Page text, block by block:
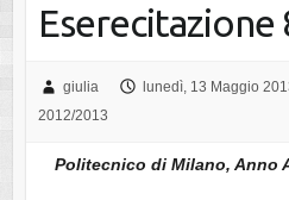
Eserecitazione
giulia lunedì, 13 Maggio
2012/2013
Politecnico di Milano, Anno